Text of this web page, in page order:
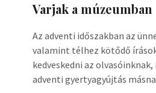
Varjak a múzeumban
Az adventi időszakban az
valamint télhez kötődő
kedveskedni az
adventi gyertyagyújtás